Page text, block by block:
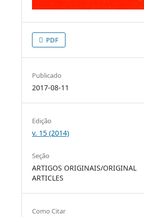
PDF
Publicado
2017-08-11
Edição
v. 15 (2014)
Seção
ARTIGOS ORIGINAIS/ORIGINAL
ARTICLES
Como Citar